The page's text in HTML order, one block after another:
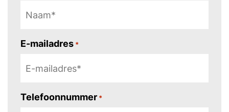
E-mailadres *
Telefoonnummer *